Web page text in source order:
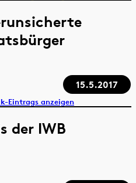
15.5.2017
Eintrags anzeigen
der IWB